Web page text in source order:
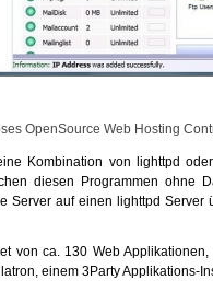
OpenSource Web Hosting
Kombination von lighttpd
diesen Programmen ohne
Server auf einen lighttpd Server
von ca. 130 Web
einem 3Party Applikations-